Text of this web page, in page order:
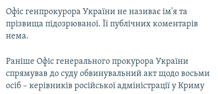
Офіс генпрокурора України не називає ім'я та
прізвища підозрюваної. Її публічних коментарів
нема.
Раніше Офіс генерального прокурора України
спрямував до суду обвинувальний акт щодо восьми
осіб – керівників російської адміністрації у Криму